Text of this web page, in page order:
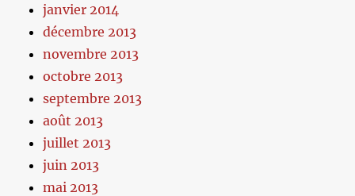
janvier 2014
décembre 2013
novembre 2013
octobre 2013
septembre 2013
août 2013
juillet 2013
juin 2013
mai 2013